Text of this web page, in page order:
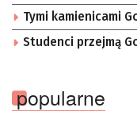
Tymi kamienicami
Studenci przejmą
popularne